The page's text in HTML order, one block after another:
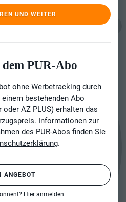
UND WEITER
PUR-Abo
ohne Werbetracking durch
bestehenden Abo
oder AZ PLUS) erhalten das
Informationen zur
des PUR-Abos finden Sie
.
ANGEBOT
Hier anmelden